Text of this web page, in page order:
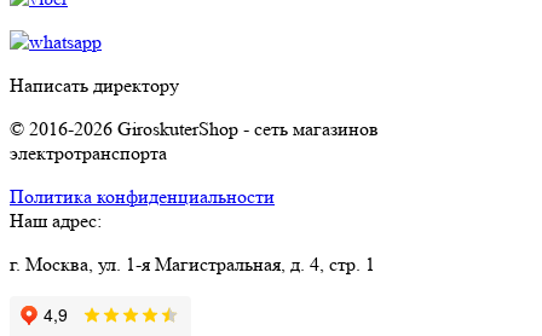
Написать директору
© 2016-2026 GiroskuterShop - сеть магазинов
электротранспорта
Политика конфиденциальности
Наш адрес:
г. Москва, ул. 1-я Магистральная, д. 4, стр. 1